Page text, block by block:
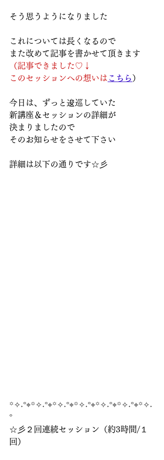
そう思うようになりました
これについては長くなるので
また改めて記事を書かせて頂きます
（記事できました♡↓
このセッションへの想いは こちら ）
今日は、ずっと逡巡していた
新講座＆セッションの詳細が
決まりましたので
そのお知らせをさせて下さい
詳細は以下の通りです☆彡
꙳✧˖°⌖꙳✧˖°⌖꙳✧˖°⌖꙳✧˖°⌖꙳✧˖°⌖꙳✧˖°⌖꙳✧˖
°
☆彡２回連続セッション（約3時間/１
回）